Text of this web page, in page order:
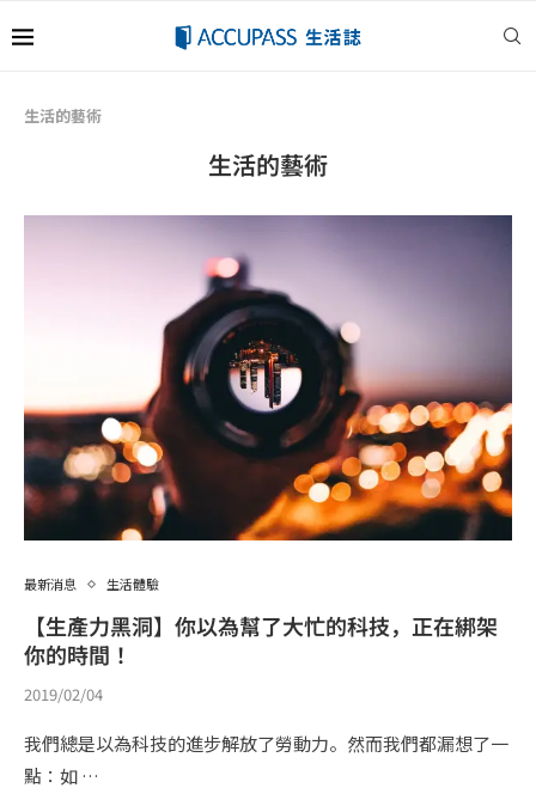
生活的藝術
生活的藝術
最新消息 生活體驗
【生產力黑洞】你以為幫了大忙的科技，正在綁架
你的時間！
2019/02/04
我們總是以為科技的進步解放了勞動力。然而我們都漏想了一
點：如 …